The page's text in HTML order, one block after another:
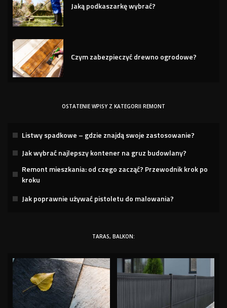
Jaką podkaszarkę wybrać?
Czym zabezpieczyć drewno ogrodowe?
OSTATENIE WPISY Z KATEGORII REMONT
Listwy spadkowe – gdzie znajdą swoje zastosowanie?
Jak wybrać najlepszy kontener na gruz budowlany?
Remont mieszkania: od czego zacząć? Przewodnik krok po
kroku
Jak poprawnie używać pistoletu do malowania?
TARAS, BALKON: